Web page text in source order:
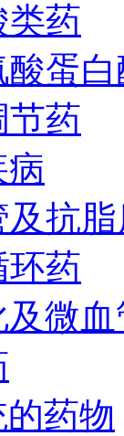
类药
蛋
节药
抗
环药
微
药物